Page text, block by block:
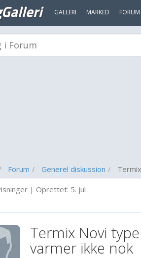
GALLERI MARKED FORUM
Forum Generel diskussion
| Oprettet: 5. jul
Termix Novi
varmer ikke nok